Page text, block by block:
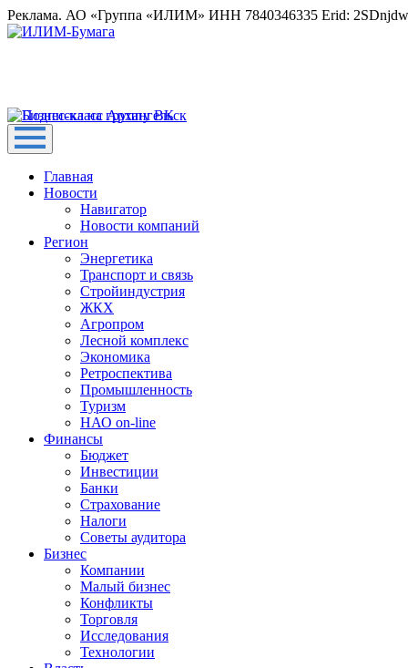
Реклама. АО «Группа «ИЛИМ» ИНН 7840346335 Erid:
Главная
Новости
Навигатор
Новости компаний
Регион
Энергетика
Транспорт и связь
Стройиндустрия
ЖКХ
Агропром
Лесной комплекс
Экономика
Ретроспектива
Промышленность
Туризм
НАО on-line
Финансы
Бюджет
Инвестиции
Банки
Страхование
Налоги
Советы аудитора
Бизнес
Компании
Малый бизнес
Конфликты
Торговля
Исследования
Технологии